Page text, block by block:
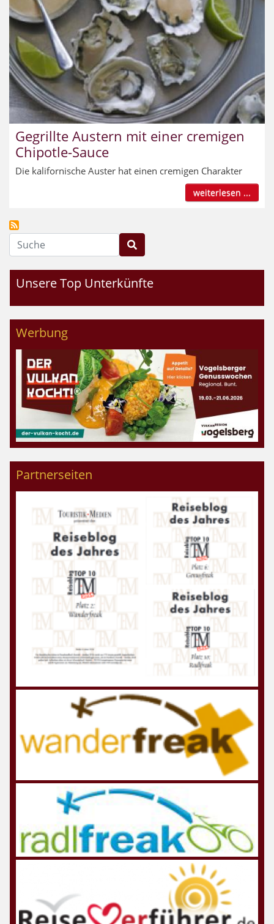
Gegrillte Austern mit einer cremigen
Chipotle-Sauce
Die kalifornische Auster hat einen cremigen Charakter
weiterlesen ...
Suche
Unsere Top Unterkünfte
Werbung
Partnerseiten